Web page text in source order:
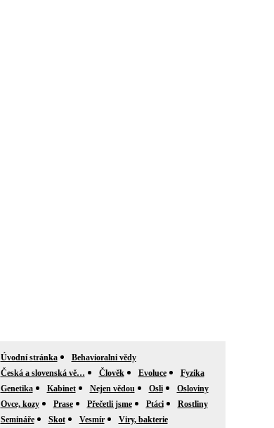
Úvodní stránka
Behavioralni vědy
Česká a slovenská vě…
Člověk Evoluce
Fyzika
Genetika
Kabinet Nejen vědou Osli
Osloviny
Ovce, kozy
Prase Přečetli jsme Ptáci
Rostliny
Semináře
Skot Vesmír
Viry, bakterie